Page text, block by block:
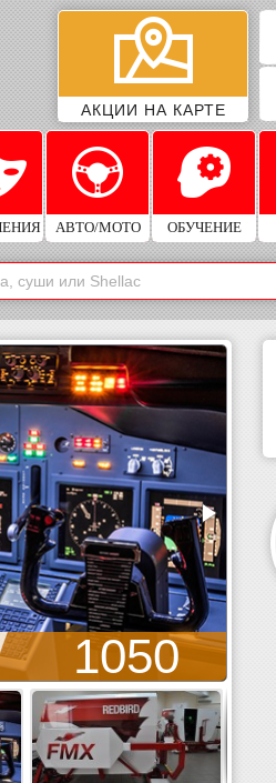
АКЦИИ НА КАРТЕ
АВТО/МОТО ОБУЧЕНИЕ
1050